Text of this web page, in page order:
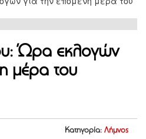
Ώρα εκλογών
μέρα του
Κατηγορία: Λήμνος